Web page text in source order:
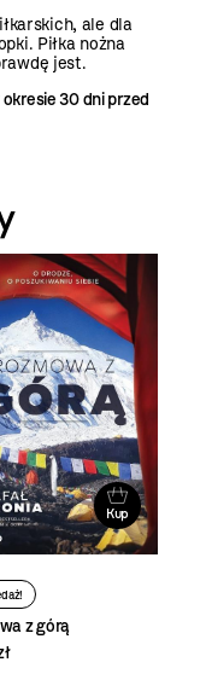
ale dla
Piłka nożna
jest.
30 dni przed
Kup
z górą